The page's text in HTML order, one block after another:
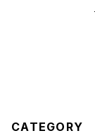
CATEGORY